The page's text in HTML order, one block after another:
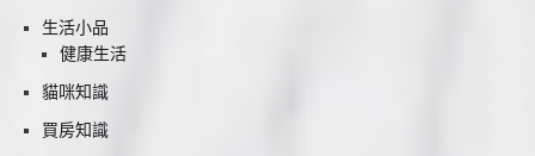
生活小品
健康生活
貓咪知識
買房知識